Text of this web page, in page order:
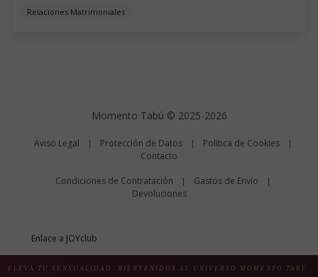
Relaciones Matrimoniales
Momento Tabú © 2025-2026
Aviso Legal | Protección de Datos | Política de Cookies |
Contacto
Condiciones de Contratación | Gastos de Envío |
Devoluciones
Enlace a JOYclub
ELEVA TU SENSUALIDAD. BIENVENIDOS AL UNIVERSO MOMENTO TABÚ.